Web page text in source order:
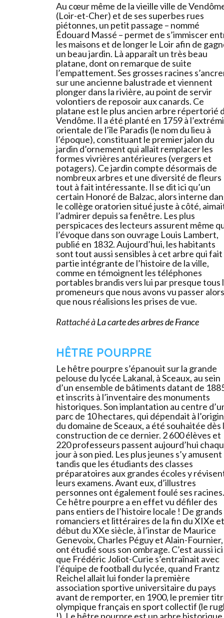
Au cœur même de la vieille ville de
(Loir-et-Cher) et de ses superbes rues
piétonnes, un petit passage – nommé
Édouard Massé – permet de s’immiscer
les maisons et de longer le Loir afin de
un beau jardin. Là apparaît un très beau
platane, dont on remarque de suite
l’empattement. Ses grosses racines
sur une ancienne balustrade et viennent
plonger dans la rivière, au point de servir
volontiers de reposoir aux canards. Ce
platane est le plus ancien arbre répertorié
Vendôme. Il a été planté en 1759 à
orientale de l’île Paradis (le nom du lieu à
l’époque), constituant le premier jalon du
jardin d’ornement qui allait remplacer les
formes vivrières antérieures (vergers et
potagers). Ce jardin compte désormais de
nombreux arbres et une diversité de fleurs
tout à fait intéressante. Il se dit ici qu’un
certain Honoré de Balzac, alors interne
le collège oratorien situé juste à côté,
l’admirer depuis sa fenêtre. Les plus
perspicaces des lecteurs assurent même
l’évoque dans son ouvrage Louis Lambert,
publié en 1832. Aujourd’hui, les habitants
sont tout aussi sensibles à cet arbre qui fait
partie intégrante de l’histoire de la ville,
comme en témoignent les téléphones
portables brandis vers lui par presque tous
promeneurs que nous avons vu passer alors
que nous réalisions les prises de vue.
Rattaché àLa carte des arbres de France
HÊTRE POURPRE
Le hêtre pourpre s’épanouit sur la grande
pelouse du lycée Lakanal, à Sceaux, au sein
d’un ensemble de bâtiments datant de
et inscrits à l’inventaire des monuments
historiques. Son implantation au centre
parc de 10 hectares, qui dépendait à
du domaine de Sceaux, a été souhaitée dès
construction de ce dernier. 2 600 élèves et
220 professeurs passent aujourd’hui
jour à son pied. Les plus jeunes s’y amusent
tandis que les étudiants des classes
préparatoires aux grandes écoles y
leurs examens. Avant eux, d’illustres
personnes ont également foulé ses racines.
Ce hêtre pourpre a en effet vu défiler des
pans entiers de l’histoire locale ! De grands
romanciers et littéraires de la fin du XIXe et
début du XXe siècle, à l’instar de Maurice
Genevoix, Charles Péguy et Alain-Fournier,
ont étudié sous son ombrage. C’est aussi ici
que Frédéric Joliot-Curie s’entraînait avec
l’équipe de football du lycée, quand Frantz
Reichel allait lui fonder la première
association sportive universitaire du pays
avant de remporter, en 1900, le premier
olympique français en sport collectif (le